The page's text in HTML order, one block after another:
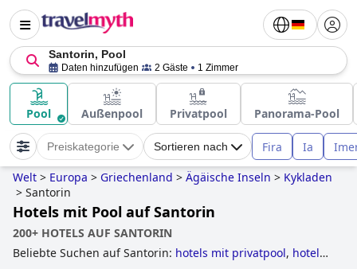
Santorin, Pool
Daten hinzufügen 2 Gäste 1 Zimmer
Pool Außenpool Privatpool Panorama-Pool
Preiskategorie Sortieren nach Fira Ia
Welt > Europa > Griechenland > Ägäische Inseln > Kykladen
> Santorin
Hotels mit Pool auf Santorin
200+ HOTELS AUF SANTORIN
Beliebte Suchen auf Santorin: hotels mit privatpool, hotels